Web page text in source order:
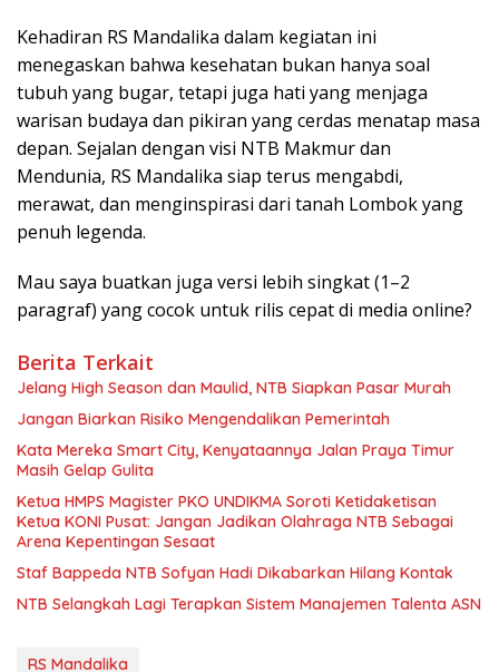
Kehadiran RS Mandalika dalam kegiatan ini
menegaskan bahwa kesehatan bukan hanya soal
tubuh yang bugar, tetapi juga hati yang menjaga
warisan budaya dan pikiran yang cerdas menatap masa
depan. Sejalan dengan visi NTB Makmur dan
Mendunia, RS Mandalika siap terus mengabdi,
merawat, dan menginspirasi dari tanah Lombok yang
penuh legenda.
Mau saya buatkan juga versi lebih singkat (1–2
paragraf) yang cocok untuk rilis cepat di media online?
Berita Terkait
Jelang High Season dan Maulid, NTB Siapkan Pasar Murah
Jangan Biarkan Risiko Mengendalikan Pemerintah
Kata Mereka Smart City, Kenyataannya Jalan Praya Timur
Masih Gelap Gulita
Ketua HMPS Magister PKO UNDIKMA Soroti Ketidaketisan
Ketua KONI Pusat: Jangan Jadikan Olahraga NTB Sebagai
Arena Kepentingan Sesaat
Staf Bappeda NTB Sofyan Hadi Dikabarkan Hilang Kontak
NTB Selangkah Lagi Terapkan Sistem Manajemen Talenta ASN
RS Mandalika